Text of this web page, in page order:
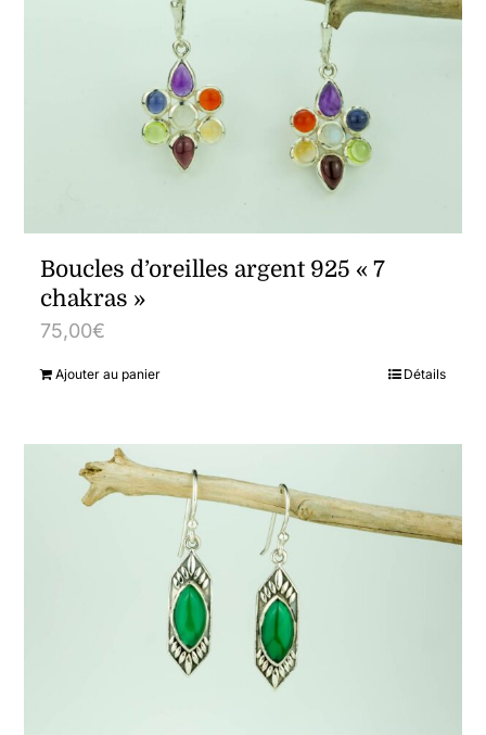
Boucles d’oreilles argent 925 « 7
chakras »
75,00€
Ajouter au panier Détails